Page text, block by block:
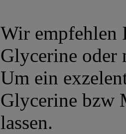
Wir empfehlen
Glycerine oder
Um ein
Glycerine bzw
lassen.